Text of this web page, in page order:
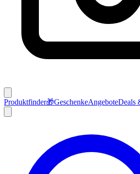
Produktfinder🎁GeschenkeAngeboteDeals